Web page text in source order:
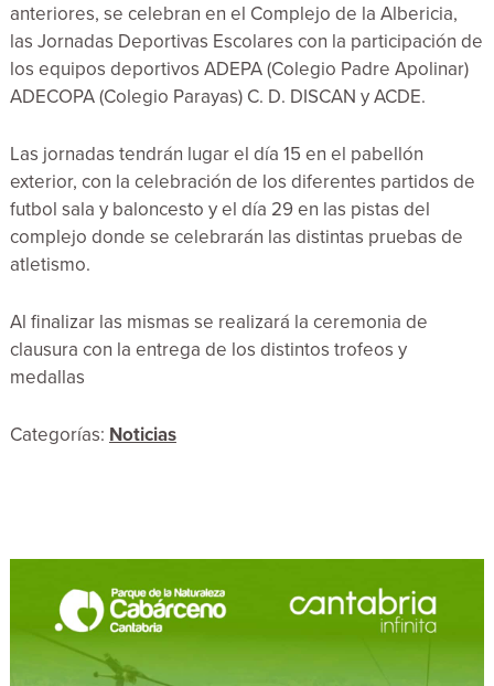
anteriores, se celebran en el Complejo de la Albericia,
las Jornadas Deportivas Escolares con la participación de
los equipos deportivos ADEPA (Colegio Padre Apolinar)
ADECOPA (Colegio Parayas) C. D. DISCAN y ACDE.
Las jornadas tendrán lugar el día 15 en el pabellón
exterior, con la celebración de los diferentes partidos de
futbol sala y baloncesto y el día 29 en las pistas del
complejo donde se celebrarán las distintas pruebas de
atletismo.
Al finalizar las mismas se realizará la ceremonia de
clausura con la entrega de los distintos trofeos y
medallas
Categorías: Noticias